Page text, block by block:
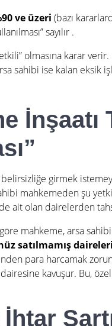
ve üzeri (bazı
sayılır .
olmasına karar
sahibi ise kalan eksik
İnşaatı
girmek
mahkemeden şu
ait olan dairelerden
mahkeme, arsa
satılmamış
para harcamak
kavuşur. Bu,